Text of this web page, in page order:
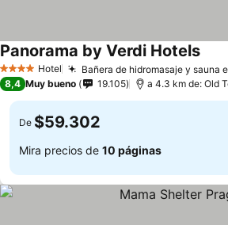
4 EstrellasHotel Bañera de hidromasaje y sauna
Panorama by Verdi HotelsVer
8,4 Muy bueno 19.105 a 4.3 km de: Old
De $59.302
Mira precios de 10 páginas